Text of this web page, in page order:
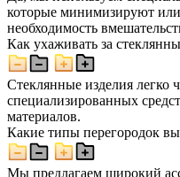
которые минимизируют
необходимость
Как ухаживать за
Стеклянные изделия легко
специализированных
материалов.
Какие типы перегородок вы
Мы предлагаем широкий